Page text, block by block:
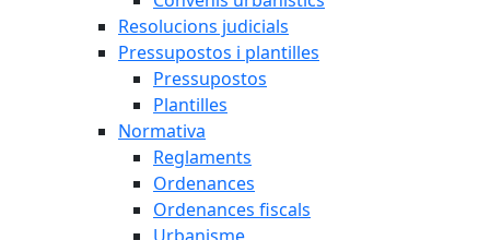
Resolucions judicials
Pressupostos i plantilles
Pressupostos
Plantilles
Normativa
Reglaments
Ordenances
Ordenances fiscals